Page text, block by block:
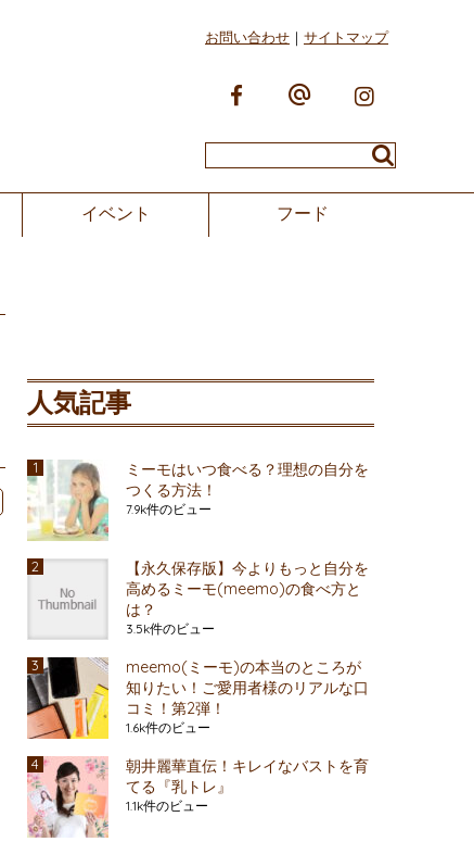
お問い合わせ サイトマップ
イベント フード
人気記事
ミーモはいつ食べる？理想の自分を
つくる方法！
7.9k件のビュー
【永久保存版】今よりもっと自分を
高めるミーモ(meemo)の食べ方と
は？
3.5k件のビュー
meemo(ミーモ)の本当のところが
知りたい！ご愛用者様のリアルな口
コミ！第2弾！
1.6k件のビュー
朝井麗華直伝！キレイなバストを育
てる『乳トレ』
1.1k件のビュー